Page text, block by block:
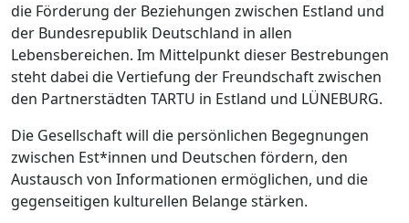
die Förderung der Beziehungen zwischen Estland und
der Bundesrepublik Deutschland in allen
Lebensbereichen. Im Mittelpunkt dieser Bestrebungen
steht dabei die Vertiefung der Freundschaft zwischen
den Partnerstädten TARTU in Estland und LÜNEBURG.
Die Gesellschaft will die persönlichen Begegnungen
zwischen Est*innen und Deutschen fördern, den
Austausch von Informationen ermöglichen, und die
gegenseitigen kulturellen Belange stärken.